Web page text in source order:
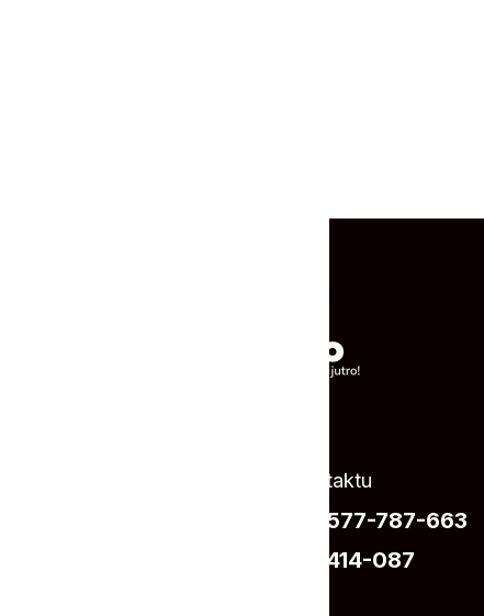
Zapraszamy do kontaktu
+48 577-787-663
+48 731-414-087